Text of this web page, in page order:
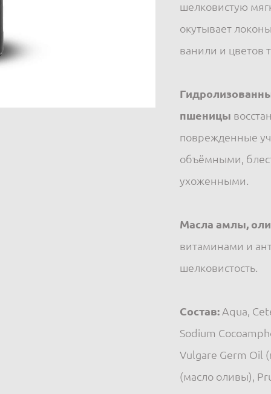
шелковистую
окутывает
ванили и цветов
пшеницы
поврежденные
объёмными,
ухоженными.
Масла амлы,
витаминами и
шелковистость.
Состав:Aqua,
Sodium
Vulgare Germ Oil
(масло оливы),